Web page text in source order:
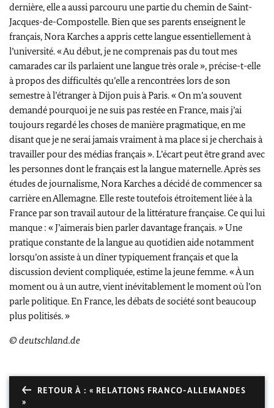
dernière, elle a aussi parcouru une partie du chemin de Saint-
Jacques-de-Compostelle. Bien que ses parents enseignent le
français,Nora Karchesa appris cette langue essentiellement à
l’université. « Au début, je ne comprenais pas du tout mes
camarades car ils parlaient une langue très orale », précise-t-elle
à propos des difficultés qu’elle a rencontrées lors de son
semestre à l’étranger à Dijon puis à Paris. « On m’a souvent
demandé pourquoi je ne suis pas restée en France, mais j’ai
toujours regardé les choses de manière pragmatique, en me
disant que je ne serai jamais vraiment à ma place si je cherchais à
travailler pour des médias français ». L’écart peut être grand avec
les personnes dont le français est la langue maternelle. Après ses
études de journalisme,Nora Karchesa décidé de commencer sa
carrière en Allemagne. Elle reste toutefois étroitement liée à la
France par son travail autour de la littérature française. Ce qui lui
manque : « J’aimerais bien parler davantage français. » Une
pratique constante de la langue au quotidien aide notamment
lorsqu’on assiste à un dîner typiquement français et que la
discussion devient compliquée, estime la jeune femme. « À un
moment ou à un autre, vient inévitablement le moment où l’on
parle politique. En France, les débats de société sont beaucoup
plus politisés. »
© deutschland.de
RETOUR À : « RELATIONS FRANCO-ALLEMANDES
»